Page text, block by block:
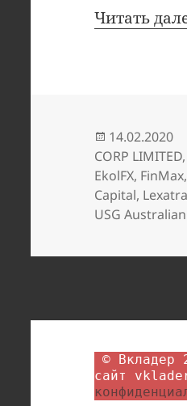
Читать
14.02.2020
CORP LIMITED,
EkolFX, FinMax,
Capital,
USG
© Вкладер 2014-2026. Цитирование разрешается с гиперссылкой на
сайт